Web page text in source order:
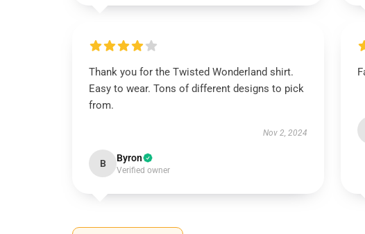
Thank you for the Twisted Wonderland shirt.
Easy to wear. Tons of different designs to pick
from.
Nov 2, 2024
B Byron
Verified owner